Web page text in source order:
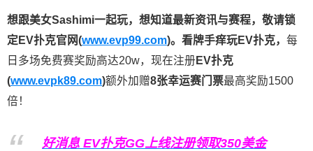
想跟美女Sashimi一起玩， 想知道最新资讯与赛程， 敬请锁
定EV扑克官网(www.evp99.com)。 看牌手痒玩EV扑克， 每
日多场免费赛奖励高达20w，现在注册 EV扑克
(www.evpk89.com)额外加赠8张幸运赛门票最高奖励1500
倍！
好消息 EV扑克GG上线注册领取350美金